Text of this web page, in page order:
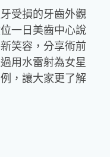
受損的牙齒外觀
一日美齒中心說
笑容，分享術前
用水雷射為女星
，讓大家更了解